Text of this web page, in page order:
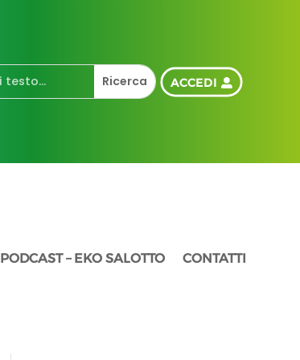
ACCEDI
PODCAST – EKO SALOTTO CONTATTI